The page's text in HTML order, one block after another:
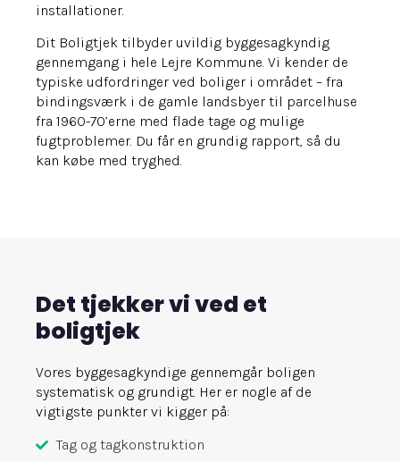
installationer.
Dit Boligtjek tilbyder uvildig byggesagkyndig
gennemgang i hele Lejre Kommune. Vi kender de
typiske udfordringer ved boliger i området – fra
bindingsværk i de gamle landsbyer til parcelhuse
fra 1960-70’erne med flade tage og mulige
fugtproblemer. Du får en grundig rapport, så du
kan købe med tryghed.
Det tjekker vi ved et
boligtjek
Vores byggesagkyndige gennemgår boligen
systematisk og grundigt. Her er nogle af de
vigtigste punkter vi kigger på:
Tag og tagkonstruktion